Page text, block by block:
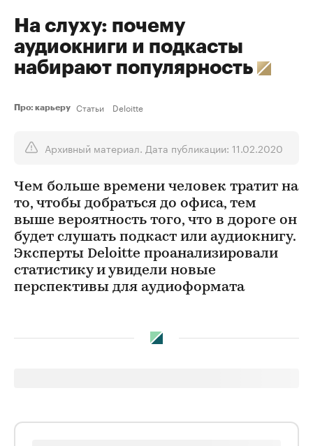
На слуху: почему
аудиокниги и подкасты
набирают популярность
Про: карьеру Статьи Deloitte
Архивный материал. Дата публикации: 11.02.2020
Чем больше времени человек тратит на
то, чтобы добраться до офиса, тем
выше вероятность того, что в дороге он
будет слушать подкаст или аудиокнигу.
Эксперты Deloitte проанализировали
статистику и увидели новые
перспективы для аудиоформата